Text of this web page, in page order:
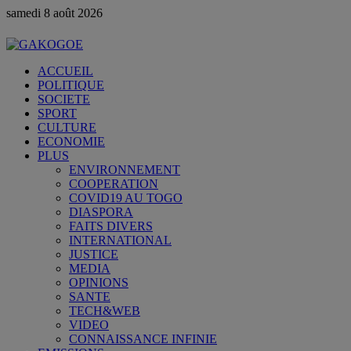
samedi 8 août 2026
ACCUEIL
POLITIQUE
SOCIETE
SPORT
CULTURE
ECONOMIE
PLUS
ENVIRONNEMENT
COOPERATION
COVID19 AU TOGO
DIASPORA
FAITS DIVERS
INTERNATIONAL
JUSTICE
MEDIA
OPINIONS
SANTE
TECH&WEB
VIDEO
CONNAISSANCE INFINIE